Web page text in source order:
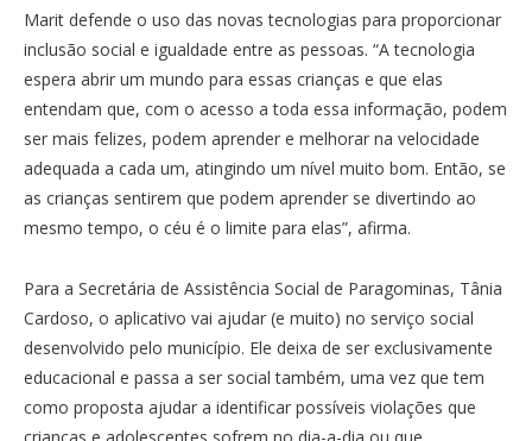
Marit defende o uso das novas tecnologias para proporcionar
inclusão social e igualdade entre as pessoas. “A tecnologia
espera abrir um mundo para essas crianças e que elas
entendam que, com o acesso a toda essa informação, podem
ser mais felizes, podem aprender e melhorar na velocidade
adequada a cada um, atingindo um nível muito bom. Então, se
as crianças sentirem que podem aprender se divertindo ao
mesmo tempo, o céu é o limite para elas”, afirma.
Para a Secretária de Assistência Social de Paragominas, Tânia
Cardoso, o aplicativo vai ajudar (e muito) no serviço social
desenvolvido pelo município. Ele deixa de ser exclusivamente
educacional e passa a ser social também, uma vez que tem
como proposta ajudar a identificar possíveis violações que